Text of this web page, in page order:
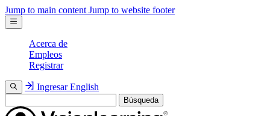
Jump to main content Jump to website footer
Acerca de
Empleos
Registrar
Ingresar English
Búsqueda